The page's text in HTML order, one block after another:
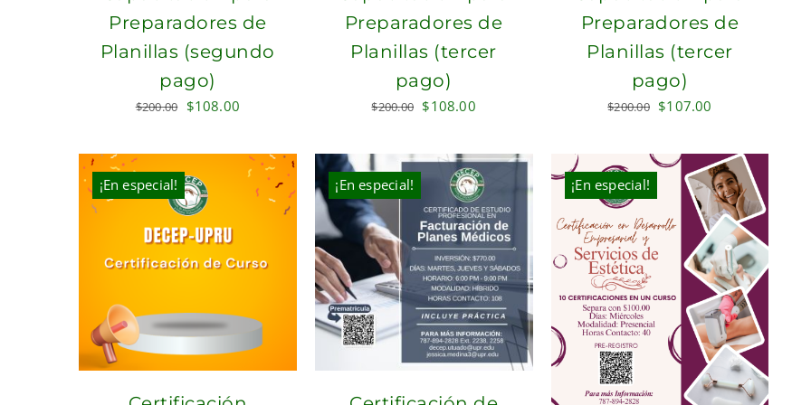
Preparadores de
Planillas (segundo
pago)
$200.00 Original
was:
$200.00.
$108.00
is:
$108.00.
Preparadores de
Planillas (tercer
pago)
$200.00 Original
was:
$200.00.
$108.00Current
is:
$108.00.
Preparadores de
Planillas (tercer
pago)
$200.00 Original
was:
$200.00.
$107.00
is:
$107.00.
¡En especial! ¡En especial! ¡En especial!